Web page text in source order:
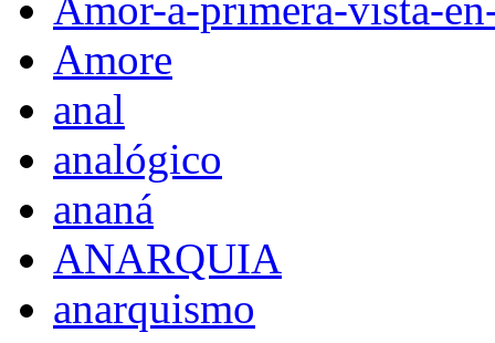
Amor-a-primera-vista-
Amore
anal
analógico
ananá
ANARQUIA
anarquismo